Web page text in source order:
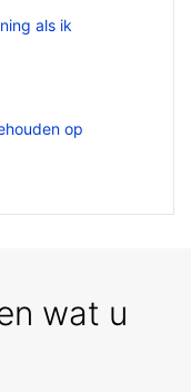
als ik
op
wat u